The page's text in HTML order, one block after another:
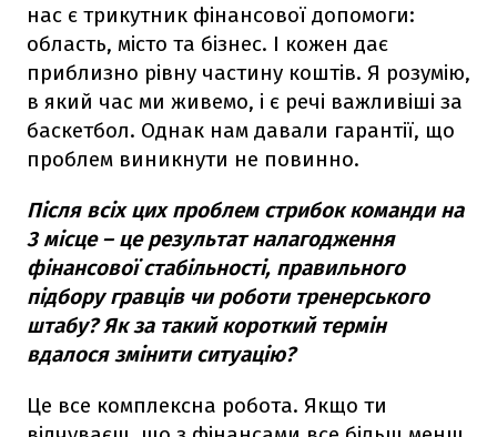
нас є трикутник фінансової допомоги:
область, місто та бізнес. І кожен дає
приблизно рівну частину коштів. Я розумію,
в який час ми живемо, і є речі важливіші за
баскетбол. Однак нам давали гарантії, що
проблем виникнути не повинно.
Після всіх цих проблем стрибок команди на
3 місце – це результат налагодження
фінансової стабільності, правильного
підбору гравців чи роботи тренерського
штабу? Як за такий короткий термін
вдалося змінити ситуацію?
Це все комплексна робота. Якщо ти